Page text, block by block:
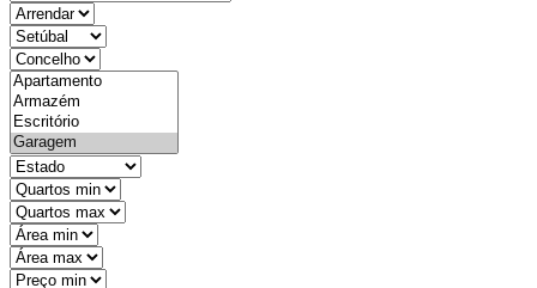
objective
districtId
countyId
types
state
mintypo
maxtypo
minarea
maxarea
minprice